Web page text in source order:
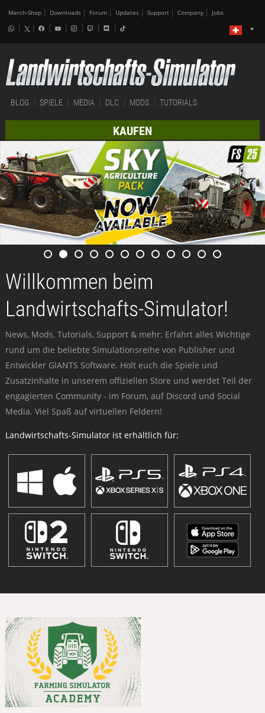
Merch-Shop Downloads Forum Updates Support Company Jobs
BLOG SPIELE MEDIA DLC MODS TUTORIALS
KAUFEN
Willkommen beim
Landwirtschafts-Simulator!
News, Mods, Tutorials, Support & mehr: Erfahrt alles Wichtige
rund um die beliebte Simulationsreihe von Publisher und
Entwickler GIANTS Software. Holt euch die Spiele und
Zusatzinhalte in unserem offiziellen Store und werdet Teil der
engagierten Community - im Forum, auf Discord und Social
Media. Viel Spaß auf virtuellen Feldern!
Landwirtschafts-Simulator ist erhältlich für: